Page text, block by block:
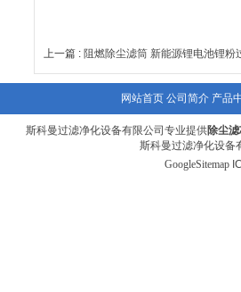
上一篇 : 阻燃除尘滤筒 新能源锂电池锂粉
网站首页 公司简介 产品
斯科曼过滤净化设备有限公司专业提供除尘
斯科曼过滤净化设备
GoogleSitemap